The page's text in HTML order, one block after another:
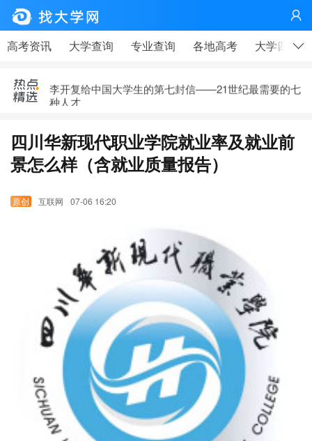

高考资讯 大学查询 专业查询 各地高考 大学四年
疫情下，这个技术行业很缺人！
李开复给中国大学生的第七封信——21世纪最需要的七
种人才
高考、大学，有那么重要吗？——高考天问|钟山说事
四川华新现代职业学院就业率及就业前
景怎么样（含就业质量报告）
互联网 07-06 16:20